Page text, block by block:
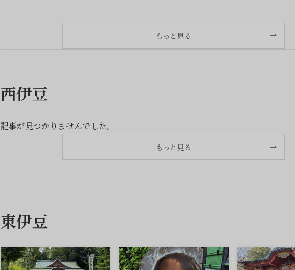
もっと見る
西伊豆
記事が見つかりませんでした。
もっと見る
東伊豆